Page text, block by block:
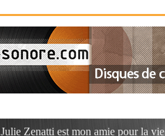
Julie Zenatti est mon amie pour la vie